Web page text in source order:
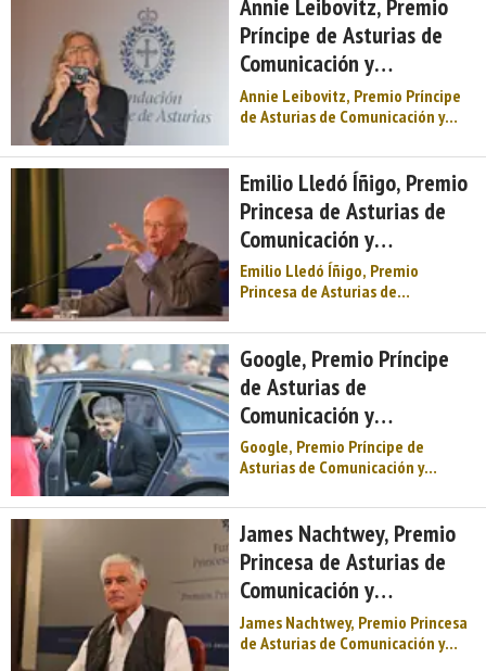
Guillermoprieto se trasladó a
Nueva York siendo una
adolescente para vivir con su
Annie Leibovitz, Premio
Príncipe de Asturias de
Comunicación y
Humanidades 2013
Annie Leibovitz, Premio Príncipe
de Asturias de Comunicación y
jurado. Reunido en Oviedo el
Jurado del Premio Príncipe de
Asturias de Comunicación y
Humanidades 2013, integrado por
D. José Antonio Álvare ...
Emilio Lledó Íñigo, Premio
Princesa de Asturias de
Comunicación y
Humanidades 2015
Emilio Lledó Íñigo, Premio
Princesa de Asturias de
2015. Acta del Jurado. Reunido en
Oviedo el Jurado del Premio
Princesa de Asturias de
Comunicación y Humanidades
2015, integrado por Inés Alberdi
Alonso, José ...
Google, Premio Príncipe
de Asturias de
Comunicación y
Humanidades 2008
Google, Premio Príncipe de
Asturias de Comunicación y
jurado. Reunido en Oviedo el
Jurado del Premio Príncipe de
Asturias de Comunicación y
Humanidades 2008, integrado por
D. José Antonio Álvarez Gund ...
James Nachtwey, Premio
Princesa de Asturias de
Comunicación y
Humanidades 2016
James Nachtwey, Premio Princesa
de Asturias de Comunicación y